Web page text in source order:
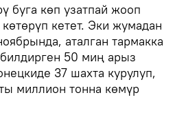
буга көп узатпай жооп
кетет. Эки жумадан
аталган тармакка
50 миң арыз
37 шахта курулуп,
миллион тонна көмүр